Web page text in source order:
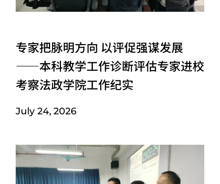
专家把脉明方向 以评促强谋发展
——本科教学工作诊断评估专家进校
考察法政学院工作纪实
July 24, 2026